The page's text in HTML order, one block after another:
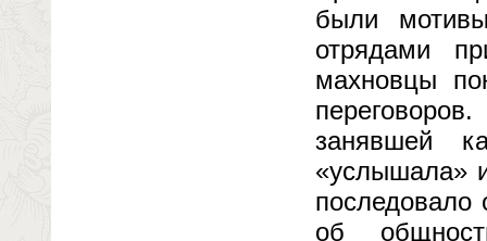
были
отрядами
махновцы
занявшей
«услышала»
об